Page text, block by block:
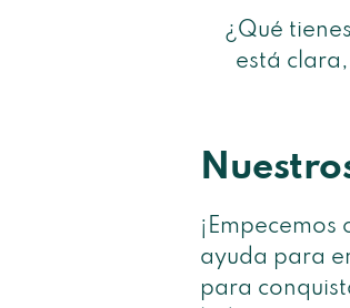
¿Qué
está
ayuda para
para